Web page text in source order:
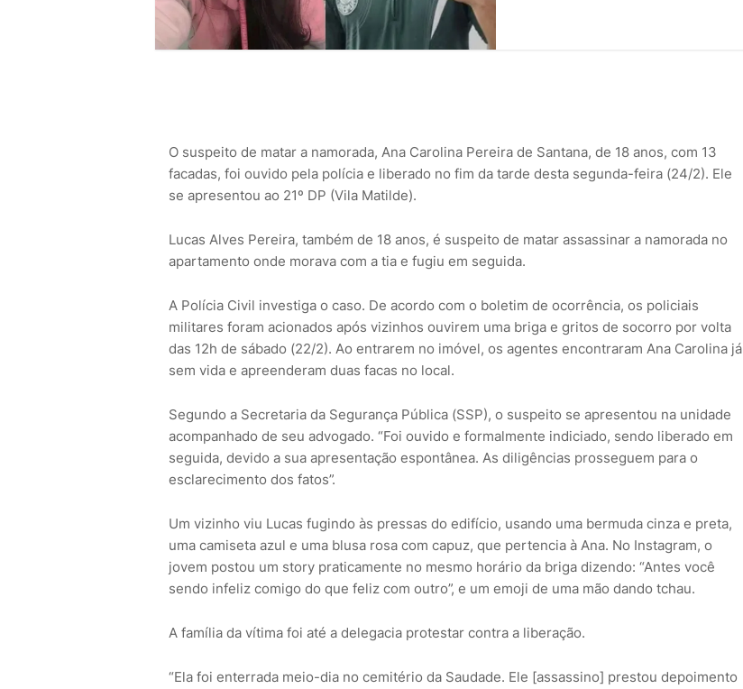
O suspeito de matar a namorada, Ana Carolina Pereira de Santana, de 18 anos, com 13
facadas, foi ouvido pela polícia e liberado no fim da tarde desta segunda-feira (24/2). Ele
se apresentou ao 21º DP (Vila Matilde).
Lucas Alves Pereira, também de 18 anos, é suspeito de matar assassinar a namorada no
apartamento onde morava com a tia e fugiu em seguida.
A Polícia Civil investiga o caso. De acordo com o boletim de ocorrência, os policiais
militares foram acionados após vizinhos ouvirem uma briga e gritos de socorro por volta
das 12h de sábado (22/2). Ao entrarem no imóvel, os agentes encontraram Ana Carolina já
sem vida e apreenderam duas facas no local.
Segundo a Secretaria da Segurança Pública (SSP), o suspeito se apresentou na unidade
acompanhado de seu advogado. “Foi ouvido e formalmente indiciado, sendo liberado em
seguida, devido a sua apresentação espontânea. As diligências prosseguem para o
esclarecimento dos fatos”.
Um vizinho viu Lucas fugindo às pressas do edifício, usando uma bermuda cinza e preta,
uma camiseta azul e uma blusa rosa com capuz, que pertencia à Ana. No Instagram, o
jovem postou um story praticamente no mesmo horário da briga dizendo: “Antes você
sendo infeliz comigo do que feliz com outro”, e um emoji de uma mão dando tchau.
A família da vítima foi até a delegacia protestar contra a liberação.
“Ela foi enterrada meio-dia no cemitério da Saudade. Ele [assassino] prestou depoimento